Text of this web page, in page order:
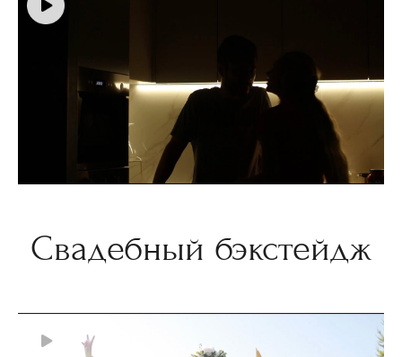
Свадебный бэкстейдж